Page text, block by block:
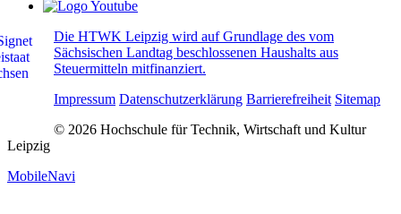
Die HTWK Leipzig wird auf Grundlage des vom
Sächsischen Landtag beschlossenen Haushalts aus
Steuermitteln mitfinanziert.
Impressum Datenschutzerklärung Barrierefreiheit Sitemap
© 2026 Hochschule für Technik, Wirtschaft und Kultur
Leipzig
MobileNavi